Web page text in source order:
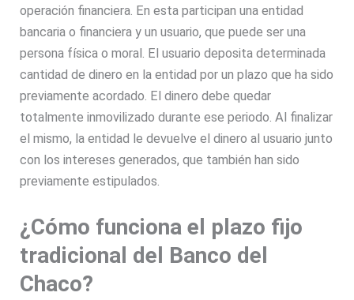
operación financiera. En esta participan una entidad
bancaria o financiera y un usuario, que puede ser una
persona física o moral. El usuario deposita determinada
cantidad de dinero en la entidad por un plazo que ha sido
previamente acordado. El dinero debe quedar
totalmente inmovilizado durante ese periodo. Al finalizar
el mismo, la entidad le devuelve el dinero al usuario junto
con los intereses generados, que también han sido
previamente estipulados.
¿Cómo funciona el plazo fijo
tradicional del Banco del
Chaco?